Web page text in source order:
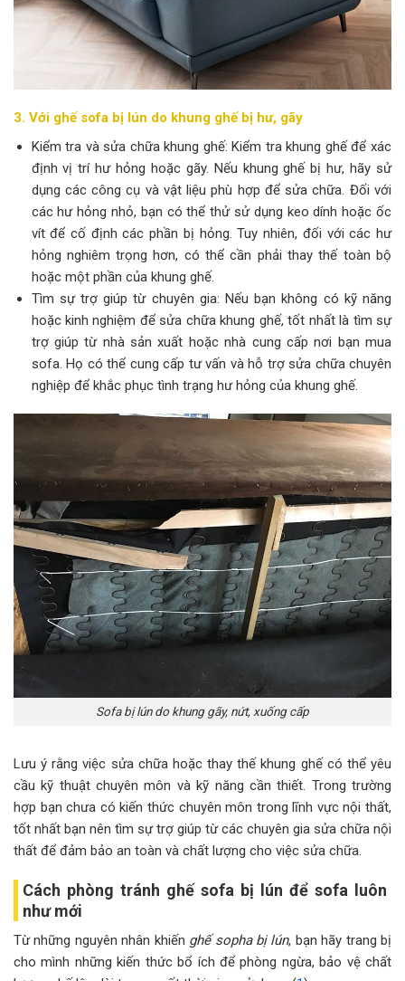
3. Với ghế sofa bị lún do khung ghế bị hư, gãy
Kiểm tra và sửa chữa khung ghế: Kiểm tra khung ghế để xác
định vị trí hư hỏng hoặc gãy. Nếu khung ghế bị hư, hãy sử
dụng các công cụ và vật liệu phù hợp để sửa chữa. Đối với
các hư hỏng nhỏ, bạn có thể thử sử dụng keo dính hoặc ốc
vít để cố định các phần bị hỏng. Tuy nhiên, đối với các hư
hỏng nghiêm trọng hơn, có thể cần phải thay thế toàn bộ
hoặc một phần của khung ghế.
Tìm sự trợ giúp từ chuyên gia: Nếu bạn không có kỹ năng
hoặc kinh nghiệm để sửa chữa khung ghế, tốt nhất là tìm sự
trợ giúp từ nhà sản xuất hoặc nhà cung cấp nơi bạn mua
sofa. Họ có thể cung cấp tư vấn và hỗ trợ sửa chữa chuyên
nghiệp để khắc phục tình trạng hư hỏng của khung ghế.
Sofa bị lún do khung gãy, nứt, xuống cấp
Lưu ý rằng việc sửa chữa hoặc thay thế khung ghế có thể yêu
cầu kỹ thuật chuyên môn và kỹ năng cần thiết. Trong trường
hợp bạn chưa có kiến thức chuyên môn trong lĩnh vực nội thất,
tốt nhất bạn nên tìm sự trợ giúp từ các chuyên gia sửa chữa nội
thất để đảm bảo an toàn và chất lượng cho việc sửa chữa.
Cách phòng tránh ghế sofa bị lún để sofa luôn
như mới
Từ những nguyên nhân khiến ghế sopha bị lún, bạn hãy trang bị
cho mình những kiến thức bổ ích để phòng ngừa, bảo vệ chất